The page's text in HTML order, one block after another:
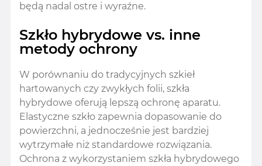
będą nadal ostre i wyraźne.
Szkło hybrydowe vs. inne
metody ochrony
W porównaniu do tradycyjnych szkieł
hartowanych czy zwykłych folii, szkła
hybrydowe oferują lepszą ochronę aparatu.
Elastyczne szkło zapewnia dopasowanie do
powierzchni, a jednocześnie jest bardziej
wytrzymałe niż standardowe rozwiązania.
Ochrona z wykorzystaniem szkła hybrydowego